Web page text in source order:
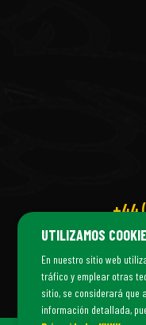
+44
UTILIZAMOS
En nuestro sitio web
tráfico y emplear otras
sitio, se considerará que
información detallada,